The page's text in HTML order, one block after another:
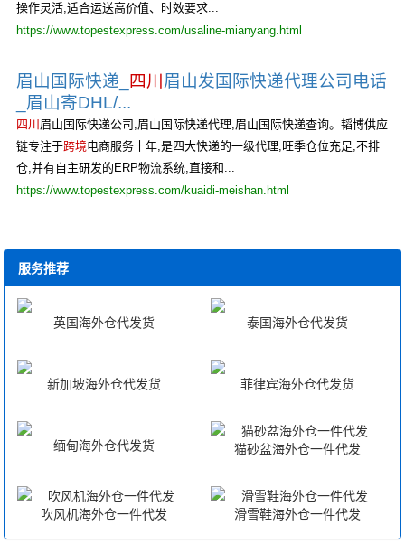
操作灵活,适合运送高价值、时效要求...
https://www.topestexpress.com/usaline-mianyang.html
眉山国际快递_ 四川 眉山发国际快递代理公司电话
_眉山寄DHL/...
四川 眉山国际快递公司,眉山国际快递代理,眉山国际快递查询。韬博供应
链专注于跨境电商服务十年,是四大快递的一级代理,旺季仓位充足,不排
仓,并有自主研发的ERP物流系统,直接和...
https://www.topestexpress.com/kuaidi-meishan.html
服务推荐
英国海外仓代发货 泰国海外仓代发货
新加坡海外仓代发货 菲律宾海外仓代发货
缅甸海外仓代发货 猫砂盆海外仓一件代发
吹风机海外仓一件代发 滑雪鞋海外仓一件代发